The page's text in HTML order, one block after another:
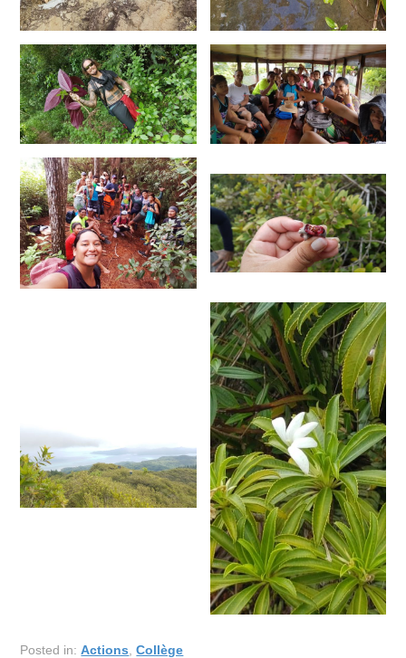
Posted in:Actions ,Collège